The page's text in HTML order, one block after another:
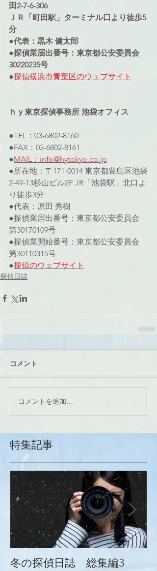
田2-7-6-306
ＪＲ「町田駅」ターミナル口より徒歩5
分
●代表：黒木 健太郎
●探偵業届出番号：東京都公安委員会
30220235号
●探偵横浜市青葉区のウェブサイト
ｈｙ東京探偵事務所 池袋オフィス
●TEL：03-6802-8160
●FAX：03-6802-8161
●MAIL：info@hytokyo.co.jp
●所在地：〒171-0014 東京都豊島区池袋
2-49-13杉山ビル2F JR「池袋駅」北口よ
り徒歩3分
●代表：原田 秀樹
●探偵業届出番号：東京都公安委員会
第30170109号
●探偵業開始番号：東京都公安委員会
第30110315号
●探偵のウェブサイト
探偵日誌
コメント
コメントを追加…
特集記事
冬の探偵日誌 総集編3